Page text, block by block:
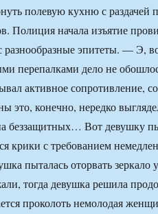
полевую кухню с раздачей
Полиция начала изъятие
разнообразные эпитеты. — Э,
перепалками дело не
активное сопротивление,
это, конечно, нередко
беззащитных… Вот девушку
крики с требованием
пыталась оторвать зеркало
тогда девушка решила
проколоть немолодая